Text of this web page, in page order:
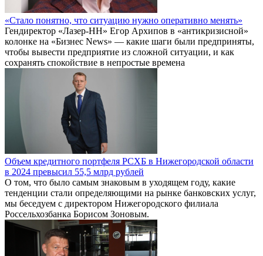
«Стало понятно, что ситуацию нужно оперативно менять»
Гендиректор «Лазер-НН» Егор Архипов в «антикризисной»
колонке на «Бизнес News» — какие шаги были предприняты,
чтобы вывести предприятие из сложной ситуации, и как
сохранять спокойствие в непростые времена
Объем кредитного портфеля РСХБ в Нижегородской области
в 2024 превысил 55,5 млрд рублей
О том, что было самым знаковым в уходящем году, какие
тенденции стали определяющими на рынке банковских услуг,
мы беседуем с директором Нижегородского филиала
Россельхозбанка Борисом Зоновым.